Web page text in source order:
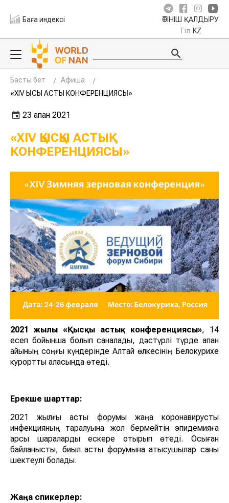
Баға индексі ӨТІНІШ ҚАЛДЫРУ
Тіл KZ
Басты бет
Афиша
«XIV ҚЫСҚЫ АСТЫҚ КОНФЕРЕНЦИЯСЫ»
23 ақпан 2021
«XIV ҚЫСҚЫ АСТЫҚ
КОНФЕРЕНЦИЯСЫ»
2021 жылғы «Қысқы астық конференциясы», 14
есеп бойынша болып саналады, дәстүрлі түрде ақпан
айының соңғы күндерінде Алтай өлкесінің Белокурихе
курорттық қаласында өтеді.
Ерекше шарттар:
2021 жылғы астық форумы жаңа коронавирустық
инфекцияның таралуына жол бермейтін эпидемияға
қарсы шараларды ескере отырып өтеді. Осыған
байланысты, биыл астық форумына қатысушылар саны
шектеулі болады.
Жаңа спикерлер: